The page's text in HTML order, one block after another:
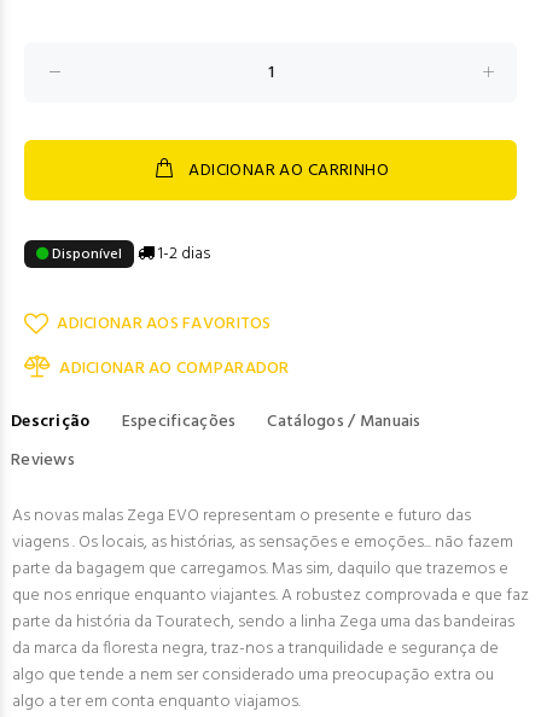
ADICIONAR AO CARRINHO
Disponível 1-2 dias
ADICIONAR AOS FAVORITOS
ADICIONAR AO COMPARADOR
Descrição
Especificações
Catálogos / Manuais
Reviews
As novas malas Zega EVO representam o presente e futuro das
viagens . Os locais, as histórias, as sensações e emoções... não fazem
parte da bagagem que carregamos. Mas sim, daquilo que trazemos e
que nos enrique enquanto viajantes. A robustez comprovada e que faz
parte da história da Touratech, sendo a linha Zega uma das bandeiras
da marca da floresta negra, traz-nos a tranquilidade e segurança de
algo que tende a nem ser considerado uma preocupação extra ou
algo a ter em conta enquanto viajamos.